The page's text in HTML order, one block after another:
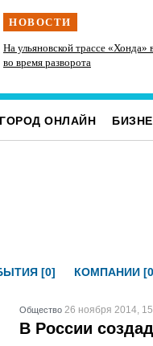
НОВОСТИ
На ульяновской трассе «Хонда»
во время разворота
ГОРОД ОНЛАЙН
[0] КОМПАНИИ
Общество 26 ноября 2014,
В России